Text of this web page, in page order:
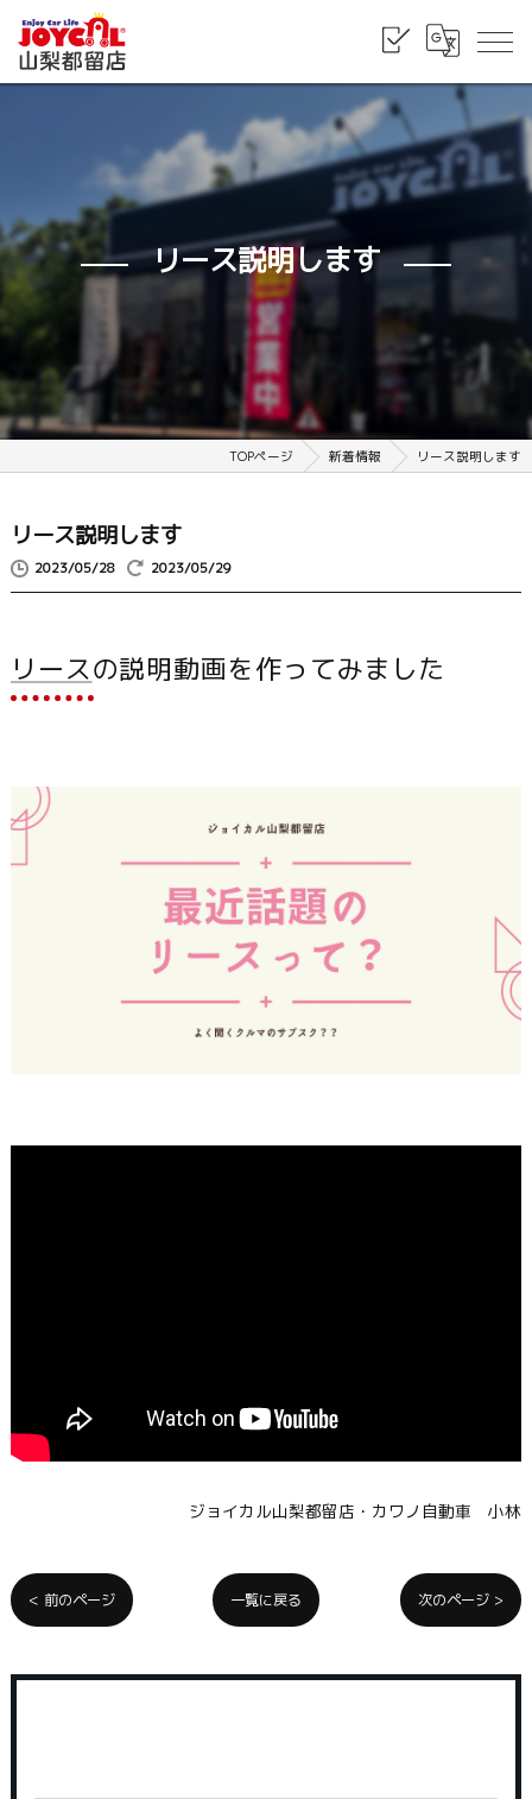
リース説明します
TOPページ 新着情報 リース説明します
リース説明します
2023/05/28 2023/05/29
リースの説明動画を作ってみました
" src="https://www.youtube.com/embed/
ジョイカル山梨都留店・カワノ自動車 小林
< 前のページ 一覧に戻る 次のページ >